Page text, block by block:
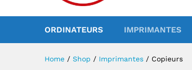
ORDINATEURS IMPRIMANTES
Home / Shop / Imprimantes / Copieurs